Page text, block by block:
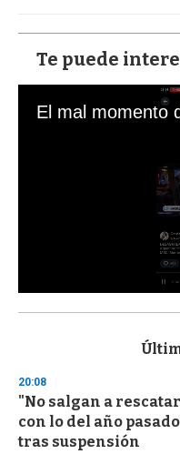
Te puede
s
d
s
o
f
3
20:08
"No salgan a
con lo del año
tras suspensión